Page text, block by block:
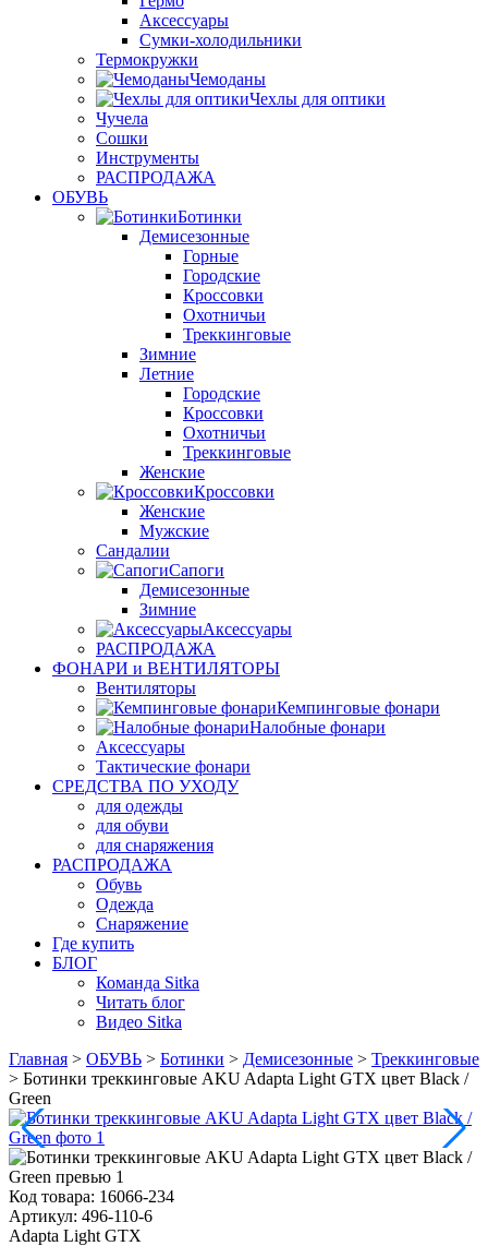
Аксессуары
Сумки-холодильники
Термокружки
Чемоданы
Чехлы для оптики
Чучела
Сошки
Инструменты
РАСПРОДАЖА
ОБУВЬ
Ботинки
Демисезонные
Горные
Городские
Кроссовки
Охотничьи
Треккинговые
Зимние
Летние
Городские
Кроссовки
Охотничьи
Треккинговые
Женские
Кроссовки
Женские
Мужские
Сандалии
Сапоги
Демисезонные
Зимние
Аксессуары
РАСПРОДАЖА
ФОНАРИ и ВЕНТИЛЯТОРЫ
Вентиляторы
Кемпинговые фонари
Налобные фонари
Аксессуары
Тактические фонари
СРЕДСТВА ПО УХОДУ
для одежды
для обуви
для снаряжения
РАСПРОДАЖА
Обувь
Одежда
Снаряжение
Где купить
БЛОГ
Команда Sitka
Читать блог
Видео Sitka
Главная > ОБУВЬ > Ботинки > Демисезонные > Треккинговые
> Ботинки треккинговые AKU Adapta Light GTX цвет Black /
Green
Код товара: 16066-234
Артикул: 496-110-6
Adapta Light GTX